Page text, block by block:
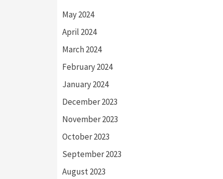
May 2024
April 2024
March 2024
February 2024
January 2024
December 2023
November 2023
October 2023
September 2023
August 2023